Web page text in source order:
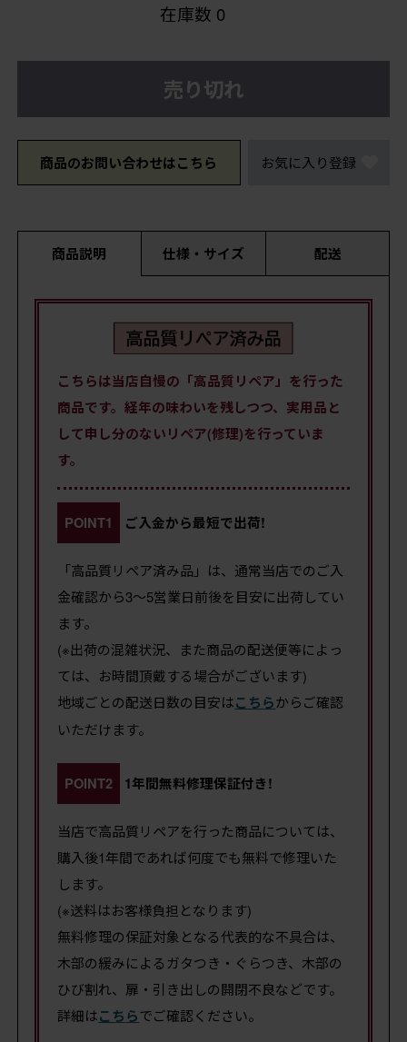
在庫数 0
売り切れ
商品のお問い合わせはこちら お気に入り登録
商品説明 仕様・サイズ 配送
こちらは当店自慢の「高品質リペア」を行った
商品です。経年の味わいを残しつつ、実用品と
して申し分のないリペア(修理)を行っていま
す。
POINT1 ご入金から最短で出荷!
「高品質リペア済み品」は、通常当店でのご入
金確認から3～5営業日前後を目安に出荷してい
ます。
(※出荷の混雑状況、また商品の配送便等によっ
ては、お時間頂戴する場合がございます)
地域ごとの配送日数の目安はこちらからご確認
いただけます。
POINT2 1年間無料修理保証付き!
当店で高品質リペアを行った商品については、
購入後1年間であれば何度でも無料で修理いた
します。
(※送料はお客様負担となります)
無料修理の保証対象となる代表的な不具合は、
木部の緩みによるガタつき・ぐらつき、木部の
ひび割れ、扉・引き出しの開閉不良などです。
詳細はこちらでご確認ください。